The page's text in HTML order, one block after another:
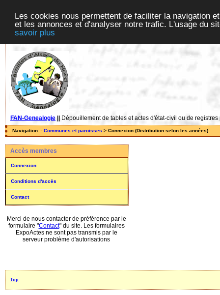
Les cookies nous permettent de faciliter la navigation
et les annonces et d'analyser notre trafic. L'usage du
savoir plus
FAN-Genealogie Dépouillement de tables et actes d'état-civil ou de
Navigation :: Communes et paroisses > Connexion (Distribution selon les années)
Accès membres
Connexion
Conditions d'accès
Contact
Merci de nous contacter de préférence par le
formulaire "Contact" du site. Les formulaires
ExpoActes ne sont pas transmis par le
serveur problème d'autorisations
Top